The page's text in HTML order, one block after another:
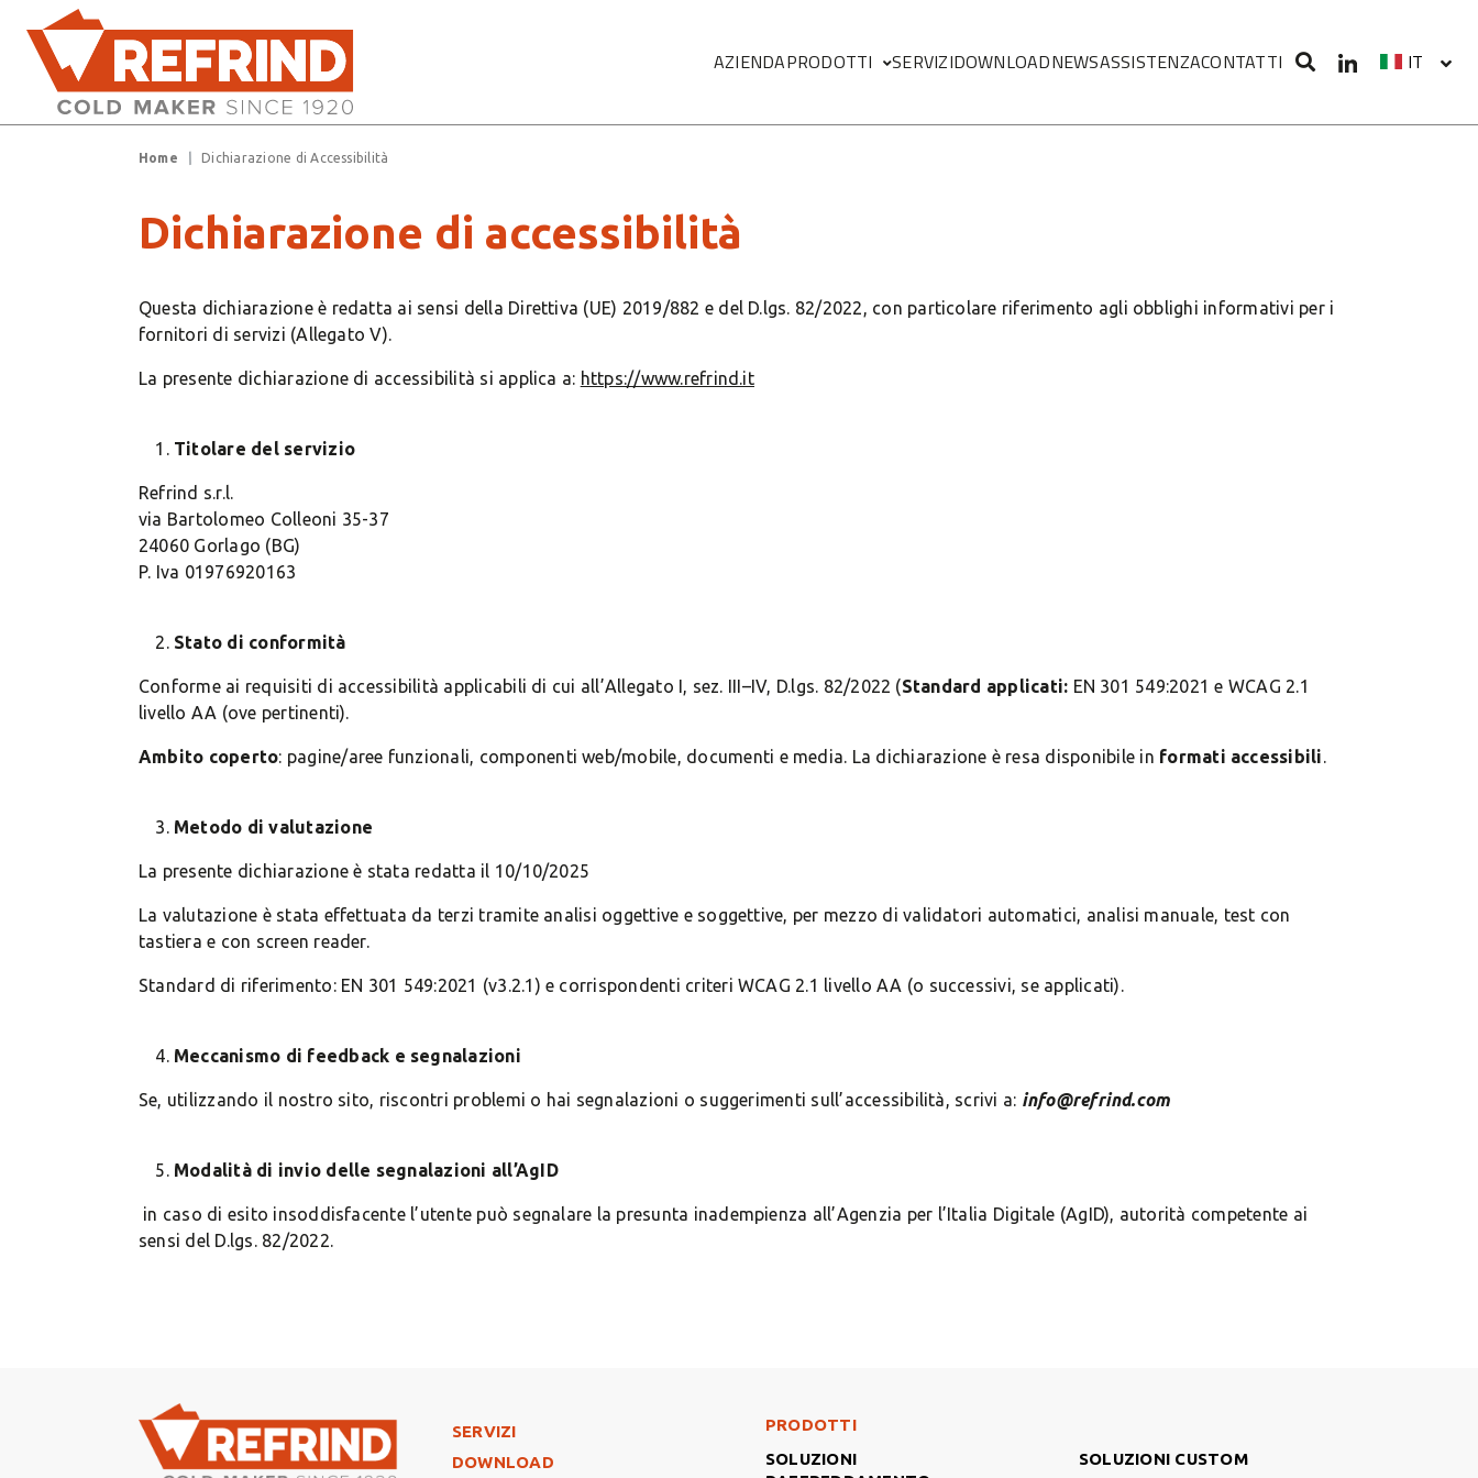
Salta al contenuto principale
AZIENDAPRODOTTI SERVIZIDOWNLOADNEWSASSISTENZACONTATTI Select your
IT
Briciole di pane
Home Dichiarazione di Accessibilità
Dichiarazione di accessibilità
Questa dichiarazione è redatta ai sensi della Direttiva (UE) 2019/882 e del D.lgs. 82/2022, con particolare riferimento agli obblighi informativi per i
fornitori di servizi (Allegato V).
La presente dichiarazione di accessibilità si applica a: https://www.refrind.it
Titolare del servizio
Refrind s.r.l.
via Bartolomeo Colleoni 35-37
24060 Gorlago (BG)
P. Iva 01976920163
Stato di conformità
Conforme ai requisiti di accessibilità applicabili di cui all’Allegato I, sez. III–IV, D.lgs. 82/2022 (Standard applicati: EN 301 549:2021 e WCAG 2.1
livello AA (ove pertinenti).
Ambito coperto: pagine/aree funzionali, componenti web/mobile, documenti e media. La dichiarazione è resa disponibile in formati accessibili.
Metodo di valutazione
La presente dichiarazione è stata redatta il 10/10/2025
La valutazione è stata effettuata da terzi tramite analisi oggettive e soggettive, per mezzo di validatori automatici, analisi manuale, test con
tastiera e con screen reader.
Standard di riferimento: EN 301 549:2021 (v3.2.1) e corrispondenti criteri WCAG 2.1 livello AA (o successivi, se applicati).
Meccanismo di feedback e segnalazioni
Se, utilizzando il nostro sito, riscontri problemi o hai segnalazioni o suggerimenti sull’accessibilità, scrivi a: info@refrind.com
Modalità di invio delle segnalazioni all’AgID
in caso di esito insoddisfacente l’utente può segnalare la presunta inadempienza all’Agenzia per l’Italia Digitale (AgID), autorità competente ai
sensi del D.lgs. 82/2022.
Footer Left
SERVIZI
DOWNLOAD
Footer Right Middle
PRODOTTI
SOLUZIONI
Footer Right
SOLUZIONI CUSTOM